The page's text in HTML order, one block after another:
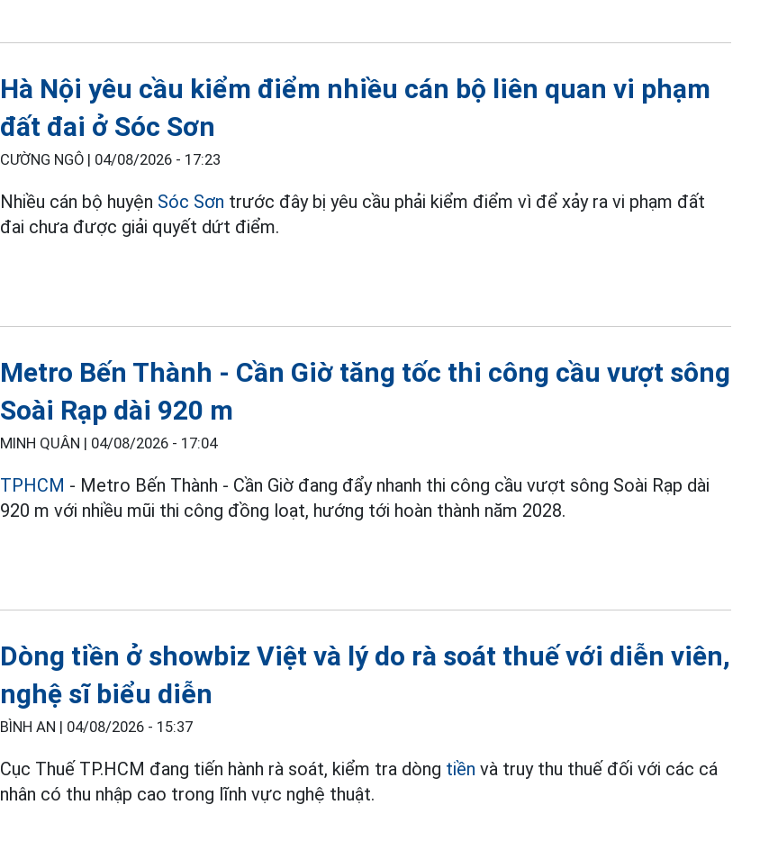
Hà Nội yêu cầu kiểm điểm nhiều cán bộ liên quan vi phạm
đất đai ở Sóc Sơn
CƯỜNG NGÔ | 04/08/2026 - 17:23
Nhiều cán bộ huyện Sóc Sơn trước đây bị yêu cầu phải kiểm điểm vì để xảy ra vi phạm đất
đai chưa được giải quyết dứt điểm.
Metro Bến Thành - Cần Giờ tăng tốc thi công cầu vượt sông
Soài Rạp dài 920 m
MINH QUÂN | 04/08/2026 - 17:04
TPHCM - Metro Bến Thành - Cần Giờ đang đẩy nhanh thi công cầu vượt sông Soài Rạp dài
920 m với nhiều mũi thi công đồng loạt, hướng tới hoàn thành năm 2028.
Dòng tiền ở showbiz Việt và lý do rà soát thuế với diễn viên,
nghệ sĩ biểu diễn
BÌNH AN | 04/08/2026 - 15:37
Cục Thuế TP.HCM đang tiến hành rà soát, kiểm tra dòng tiền và truy thu thuế đối với các cá
nhân có thu nhập cao trong lĩnh vực nghệ thuật.